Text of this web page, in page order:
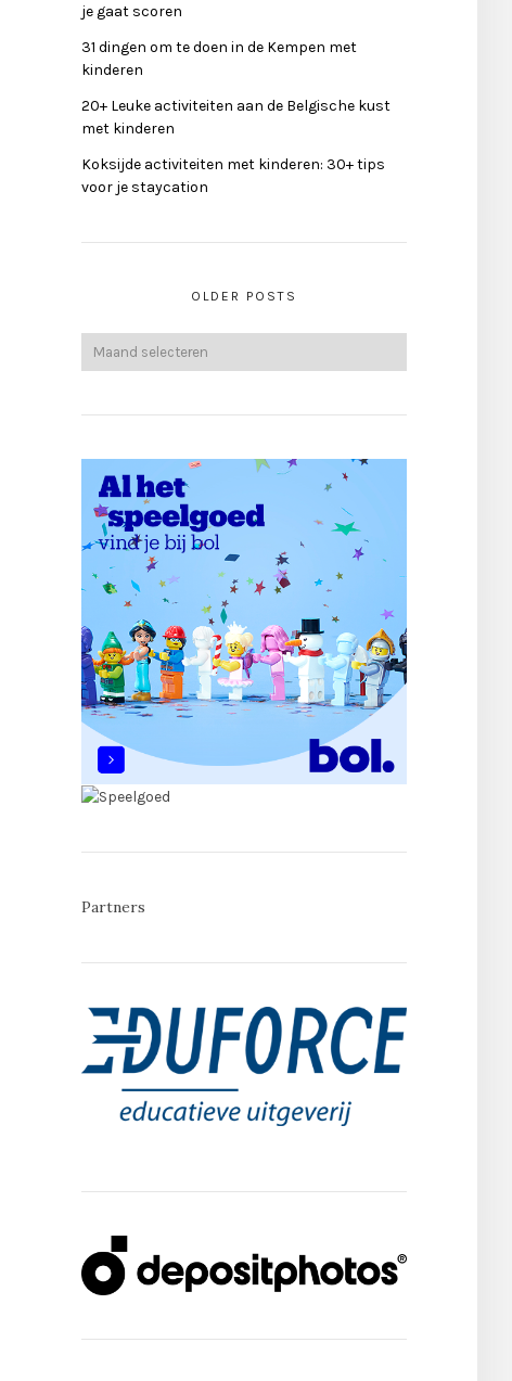
je gaat scoren
31 dingen om te doen in de Kempen met
kinderen
20+ Leuke activiteiten aan de Belgische kust
met kinderen
Koksijde activiteiten met kinderen: 30+ tips
voor je staycation
OLDER POSTS
Partners